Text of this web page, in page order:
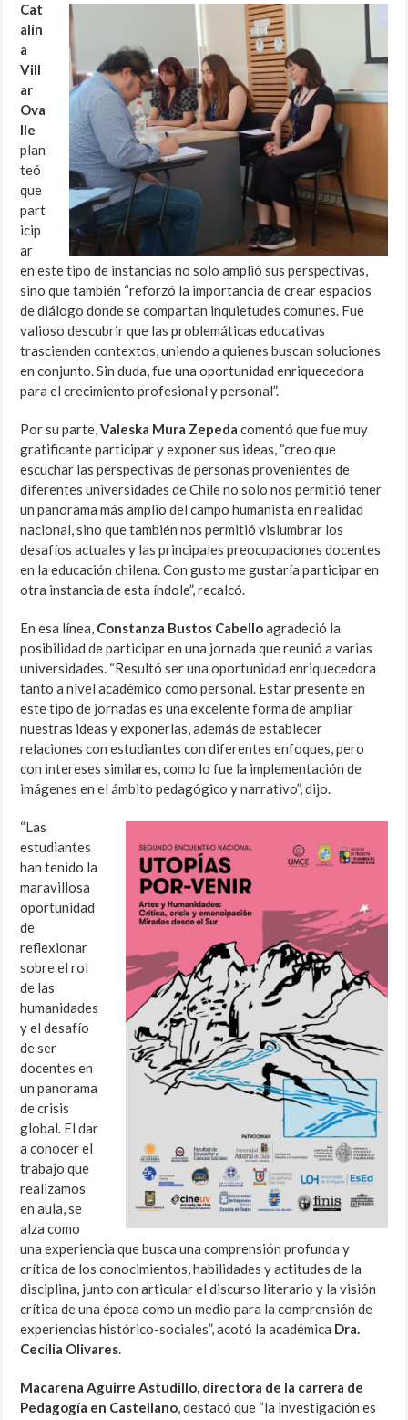
Cat
alin
a
Vill
ar
Ova
lle
plan
teó
que
part
icip
ar
en este tipo de instancias no solo amplió sus perspectivas,
sino que también “reforzó la importancia de crear espacios
de diálogo donde se compartan inquietudes comunes. Fue
valioso descubrir que las problemáticas educativas
trascienden contextos, uniendo a quienes buscan soluciones
en conjunto. Sin duda, fue una oportunidad enriquecedora
para el crecimiento profesional y personal”.
Por su parte,Valeska Mura Zepeda comentó que fue muy
gratificante participar y exponer sus ideas, “creo que
escuchar las perspectivas de personas provenientes de
diferentes universidades de Chile no solo nos permitió tener
un panorama más amplio del campo humanista en realidad
nacional, sino que también nos permitió vislumbrar los
desafíos actuales y las principales preocupaciones docentes
en la educación chilena. Con gusto me gustaría participar en
otra instancia de esta índole”, recalcó.
En esa línea, Constanza Bustos Cabelloagradeció la
posibilidad de participar en una jornada que reunió a varias
universidades. “Resultó ser una oportunidad enriquecedora
tanto a nivel académico como personal. Estar presente en
este tipo de jornadas es una excelente forma de ampliar
nuestras ideas y exponerlas, además de establecer
relaciones con estudiantes con diferentes enfoques, pero
con intereses similares, como lo fue la implementación de
imágenes en el ámbito pedagógico y narrativo”, dijo.
“Las
estudiantes
han tenido la
maravillosa
oportunidad
de
reflexionar
sobre el rol
de las
humanidades
y el desafío
de ser
docentes en
un panorama
de crisis
global. El dar
a conocer el
trabajo que
realizamos
en aula, se
alza como
una experiencia que busca una comprensión profunda y
crítica de los conocimientos, habilidades y actitudes de la
disciplina, junto con articular el discurso literario y la visión
crítica de una época como un medio para la comprensión de
experiencias histórico-sociales”, acotó la académica Dra.
Cecilia Olivares.
Macarena Aguirre Astudillo, directora de la carrera de
Pedagogía en Castellano, destacó que “la investigación es